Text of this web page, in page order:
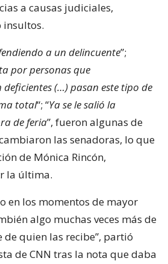
a causas judiciales,
insultos.
a un delincuente”;
por personas que
(…) pasan este tipo de
total“; “Ya se le salió la
de feria”, fueron algunas de
las senadoras, lo que
de Mónica Rincón,
la última.
en los momentos de mayor
algo muchas veces más de
quien las recibe”, partió
de CNN tras la nota que daba